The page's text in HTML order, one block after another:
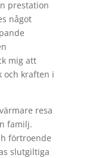
prestation
något
mig att
och kraften i
resa
familj.
förtroende
slutgiltiga